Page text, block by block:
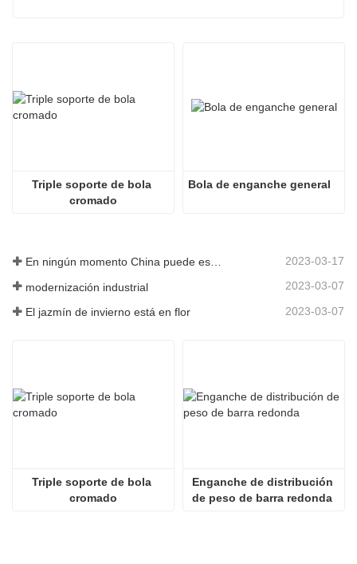
Triple soporte de bola
cromado
Bola de enganche general
En ningún momento China puede estar sin fabricar 2023-03-17
modernización industrial 2023-03-07
El jazmín de invierno está en flor 2023-03-07
Triple soporte de bola
cromado
Enganche de distribución
de peso de barra redonda